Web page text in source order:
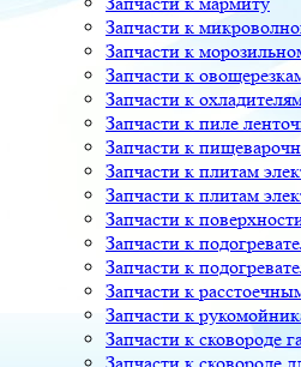
Запчасти к
Запчасти к
Запчасти к
Запчасти к
Запчасти к пиле
Запчасти к
Запчасти к плитам
Запчасти к плитам
Запчасти к
Запчасти к
Запчасти к
Запчасти к
Запчасти к
Запчасти к сковороде
Запчасти к сковороде